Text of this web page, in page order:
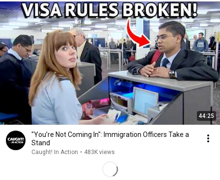
44:25
"You’re Not Coming In": Immigration Officers Take a
Stand
Caught! In Action • 483K views